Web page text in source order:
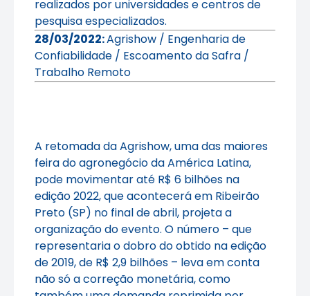
realizados por universidades e centros de
pesquisa especializados.
28/03/2022:Agrishow / Engenharia de
Confiabilidade / Escoamento da Safra /
Trabalho Remoto
A retomada da Agrishow, uma das maiores
feira do agronegócio da América Latina,
pode movimentar até R$ 6 bilhões na
edição 2022, que acontecerá em Ribeirão
Preto (SP) no final de abril, projeta a
organização do evento. O número – que
representaria o dobro do obtido na edição
de 2019, de R$ 2,9 bilhões – leva em conta
não só a correção monetária, como